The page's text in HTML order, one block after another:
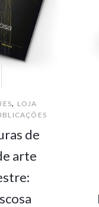
, LOJA
de
arte